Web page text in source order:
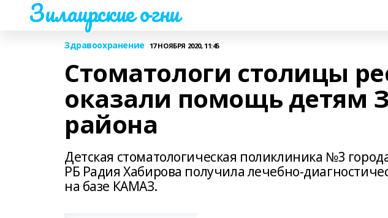
Зилаирские огни
Здравоохранение 17 НОЯБРЯ 2020, 11:45
Стоматологи столицы
оказали помощь детям
района
Детская стоматологическая поликлиника №3
РБ Радия Хабирова получила лечебно-
на базе КАМАЗ.